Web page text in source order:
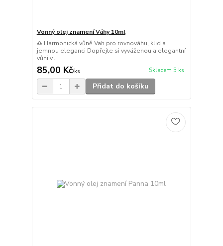
Vonný olej znamení Váhy 10ml
♎ Harmonická vůně Vah pro rovnováhu, klid a
jemnou eleganci Dopřejte si vyváženou a elegantní
vůni v...
85,00 Kč/ks Skladem 5 ks
Přidat do košíku